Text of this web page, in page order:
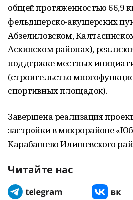
общей протяженностью 66,9
фельдшерско-акушерских
Абзелиловском,
Аскинском районах),
поддержке местных
(строительство
спортивных площадок).
Завершена реализация
застройки в микрорайоне
Карабашево Илишевского
Читайте нас